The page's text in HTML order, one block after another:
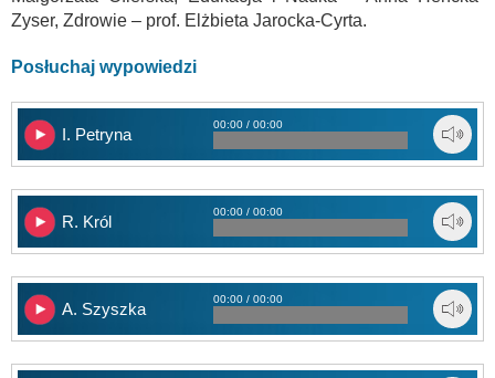
Zyser, Zdrowie – prof. Elżbieta Jarocka-Cyrta.
Posłuchaj wypowiedzi
I. Petryna
00:00 / 00:00
R. Król
00:00 / 00:00
A. Szyszka
00:00 / 00:00